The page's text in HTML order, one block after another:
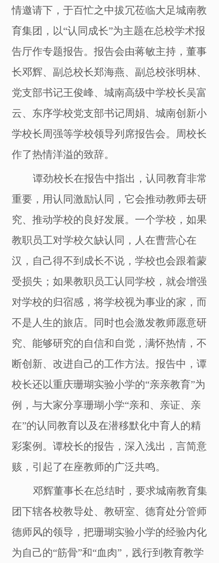
情邀请下，于百忙之中拔冗莅临大足城南教
育集团，以“认同成长”为主题在总校学术报
告厅作专题报告。报告会由蒋敏主持，董事
长邓辉、副总校长郑海燕、副总校张明林、
党支部书记王俊峰、城南高级中学校长吴富
云、东序学校党支部书记周娟、城南创新小
学校长周强等学校领导列席报告会。周校长
作了热情洋溢的致辞。
谭劲校长在报告中指出，认同教育非常
重要，用认同激励认同，它会推动教师去研
究、推动学校的良好发展。一个学校，如果
教职员工对学校欠缺认同，人在曹营心在
汉，自己得不到成长不说，学校也会跟着蒙
受损失；如果教职员工认同学校，就会增强
对学校的归宿感，将学校视为事业的家，而
不是人生的旅店。同时也会激发教师愿意研
究、能够研究的自信和自觉，满怀热情，不
断创新、改进自己的工作方法。报告中，谭
校长还以重庆珊瑚实验小学的“亲亲教育”为
例，与大家分享珊瑚小学“亲和、亲证、亲
在”的认同教育以及在潜移默化中育人的精
彩案例。谭校长的报告，深入浅出，言简意
赅，引起了在座教师的广泛共鸣。
邓辉董事长在总结时，要求城南教育集
团下辖各校教导处、教研室、德育处分管师
德师风的领导，把珊瑚实验小学的经验内化
为自己的“筋骨”和“血肉”，践行到教育教学